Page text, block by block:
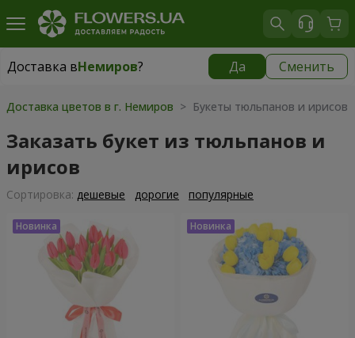
Доставка вНемиров? Да Сменить
Доставка вНемиров|
Доставка цветов в г. Немиров > Букеты тюльпанов и ирисов
Заказать букет из тюльпанов и
ирисов
Cортировка: дешевые дорогие популярные